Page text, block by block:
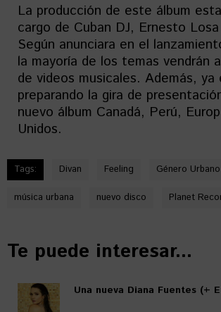
La producción de este álbum
cargo de Cuban DJ, Ernesto
Según anunciara en el
la mayoría de los temas vendrán
de videos musicales. Además, ya
preparando la gira de
nuevo álbum Canadá, Perú,
Unidos.
Tags: Divan Feeling Género Urbano
música urbana nuevo disco Planet
Te puede interesar...
Una nueva Diana Fuentes (+